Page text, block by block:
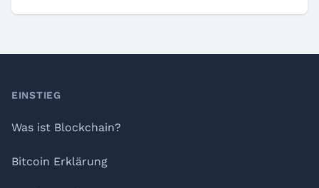
Footer
EINSTIEG
Was ist Blockchain?
Bitcoin Erklärung